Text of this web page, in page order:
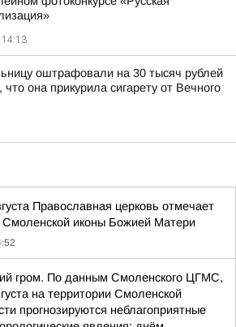
14:13
оштрафовали на 30 тысяч рублей
что она прикурила сигарету от Вечного
Православная церковь отмечает
Смоленской иконы Божией Матери
гром. По данным Смоленского ЦГМС,
на территории Смоленской
прогнозируются неблагоприятные